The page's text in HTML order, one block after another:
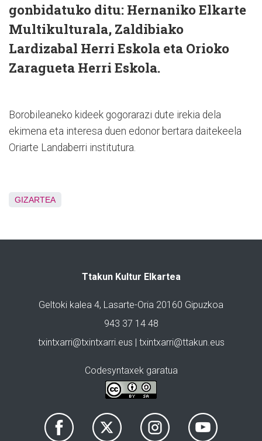
gonbidatuko ditu: Hernaniko Elkarte
Multikulturala, Zaldibiako
Lardizabal Herri Eskola eta Orioko
Zaragueta Herri Eskola.
Borobileaneko kideek gogorarazi dute irekia dela
ekimena eta interesa duen edonor bertara daitekeela
Oriarte Landaberri institutura.
GIZARTEA
Ttakun Kultur Elkartea
Geltoki kalea 4, Lasarte-Oria 20160 Gipuzkoa
943 37 14 48
txintxarri@txintxarri.eus | txintxarri@ttakun.eus
Codesyntaxek garatua